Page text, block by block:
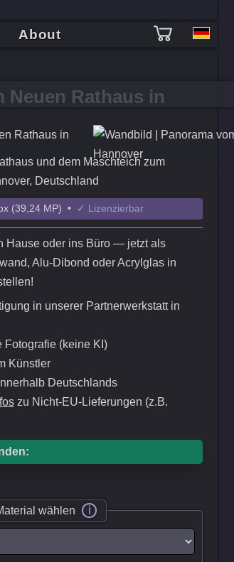
About
Neuen Rathaus in
und dem Maschteich zum
Deutschland
(39,24 MP) • ✓ Lizenzierbar
Hause oder ins Büro — jetzt als
Alu-Dibond oder Acrylglas in
in unserer Partnerwerkstatt in
Fotografie (keine KI)
Künstler
Deutschlands
zu Nicht-EU-Lieferungen (z.B.
wählen i